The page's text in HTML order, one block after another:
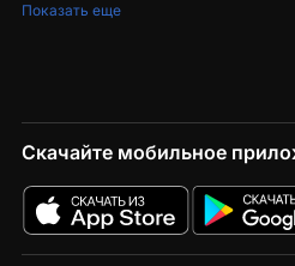
Показать еще
Скачайте мобильное